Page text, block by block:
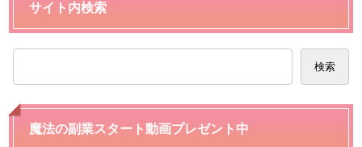
サイト内検索
検索
魔法の副業スタート動画プレゼント中